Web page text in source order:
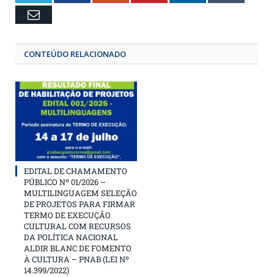
Email
CONTEÚDO RELACIONADO
EDITAL DE CHAMAMENTO
PÚBLICO Nº 01/2026 –
MULTILINGUAGEM SELEÇÃO
DE PROJETOS PARA FIRMAR
TERMO DE EXECUÇÃO
CULTURAL COM RECURSOS
DA POLÍTICA NACIONAL
ALDIR BLANC DE FOMENTO
À CULTURA – PNAB (LEI Nº
14.399/2022)